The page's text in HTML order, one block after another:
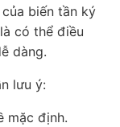
biến tần ký
có thể điều
dàng.
lưu ý:
mặc định.